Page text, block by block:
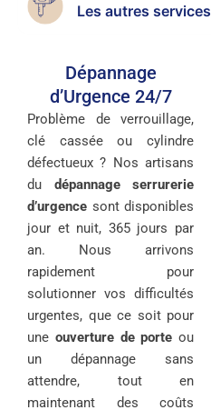
Les autres services
Dépannage
d’Urgence 24/7
Problème de verrouillage,
clé cassée ou cylindre
défectueux ? Nos artisans
du dépannage serrurerie
d’urgence sont disponibles
jour et nuit, 365 jours par
an. Nous arrivons
rapidement pour
solutionner vos difficultés
urgentes, que ce soit pour
une ouverture de porte ou
un dépannage sans
attendre, tout en
maintenant des coûts